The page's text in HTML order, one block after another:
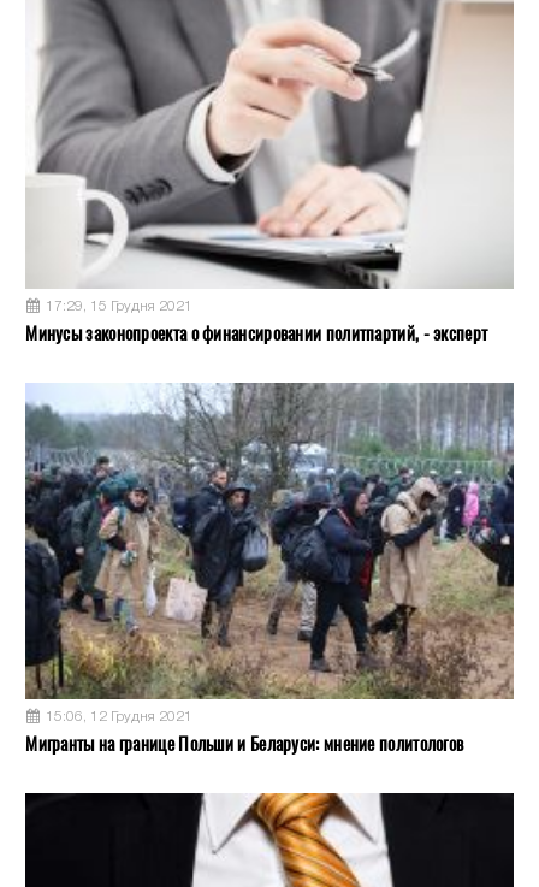
17:29, 15 Грудня 2021
Минусы законопроекта о финансировании политпартий, - эксперт
15:06, 12 Грудня 2021
Мигранты на границе Польши и Беларуси: мнение политологов